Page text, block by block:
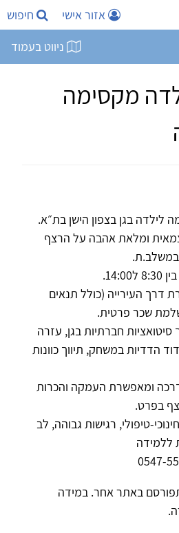
אזור אישי חיפוש
ניווט בעמוד
מקסימה
בגן בצפון הישן בת״א.
עצמאית ומלאת אהבה על הרצף
במשלב.ת.
העירייה (כולל תנאים
שכר פרטית.
חברתיות בגן, עזרה
הדדיות במשחק, תיווך כוונות
ומאפשרת העמקה והכרות
בפרט.
טיפולי, רגישות גבוהה, לב
ללמידה
באתר אחר. במידה